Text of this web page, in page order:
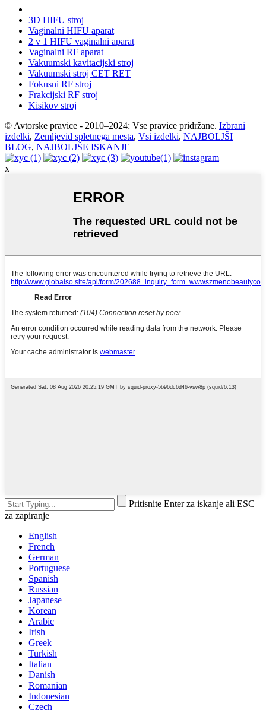
3D HIFU stroj
Vaginalni HIFU aparat
2 v 1 HIFU vaginalni aparat
Vaginalni RF aparat
Vakuumski kavitacijski stroj
Vakuumski stroj CET RET
Fokusni RF stroj
Frakcijski RF stroj
Kisikov stroj
© Avtorske pravice - 2010–2024: Vse pravice pridržane. Izbrani
izdelki, Zemljevid spletnega mesta, Vsi izdelki, NAJBOLJŠI
BLOG, NAJBOLJŠE ISKANJE
x
Pritisnite Enter za iskanje ali ESC
za zapiranje
English
French
German
Portuguese
Spanish
Russian
Japanese
Korean
Arabic
Irish
Greek
Turkish
Italian
Danish
Romanian
Indonesian
Czech